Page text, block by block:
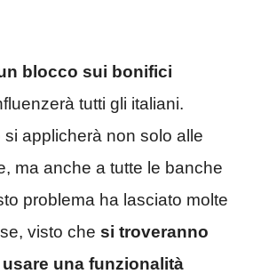
blocco sui bonifici
tutti gli italiani.
applicherà non solo alle
ma anche a tutte le banche
problema ha lasciato molte
visto che si troveranno
una funzionalità